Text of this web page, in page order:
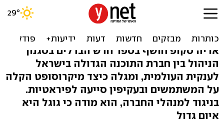
מייסד מיקרוסופט ישראל: כך
השתלטנו על שוק התוכנה
אריה סקופ חושף בספר חדש הבדלים בסגנון
הניהול בין חברת התוכנה הגדולה בישראל
לענקית העולמית, ומגלה כיצד מיקרוסופט הקלה
על המשתמשים ובעקיפין סייעה לפיראטיות.
בניגוד למנהלי החברה, הוא מודה כי גוגל היא
איום גדול